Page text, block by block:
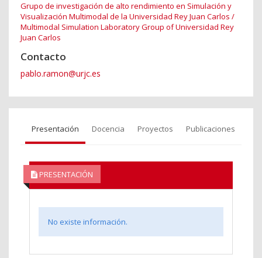
Grupo de investigación de alto rendimiento en Simulación y
Visualización Multimodal de la Universidad Rey Juan Carlos /
Multimodal Simulation Laboratory Group of Universidad Rey
Juan Carlos
Contacto
pablo.ramon@urjc.es
Presentación Docencia Proyectos Publicaciones
PRESENTACIÓN
No existe información.